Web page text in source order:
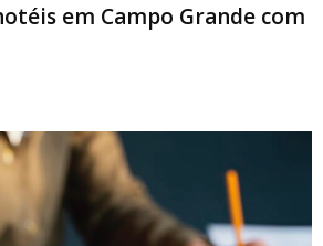
em Campo Grande com